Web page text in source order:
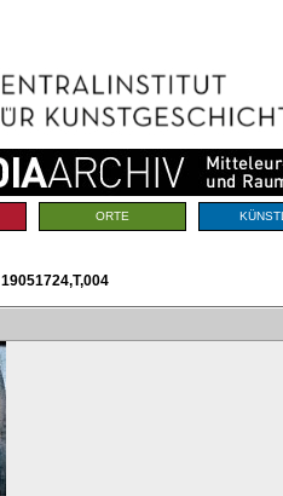
ORTE
19051724,T,004